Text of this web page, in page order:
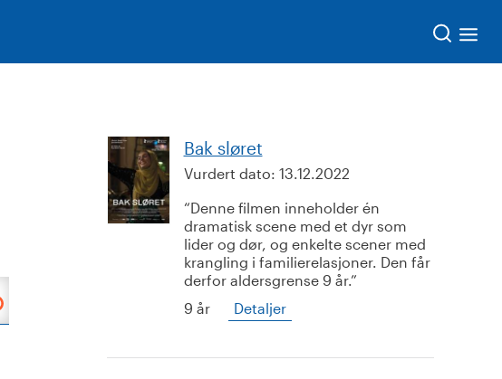
Bak sløret
Vurdert dato: 13.12.2022
Denne filmen inneholder én
dramatisk scene med et dyr som
lider og dør, og enkelte scener med
krangling i familierelasjoner. Den får
derfor aldersgrense 9 år.
9 år
Detaljer